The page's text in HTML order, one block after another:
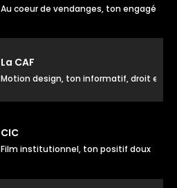
Au coeur de vendanges, ton engagé
La CAF
Motion design, ton informatif, droit et
CIC
Film institutionnel, ton positif doux